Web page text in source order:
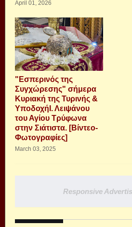
April 01, 2026
"Εσπερινός της
Συγχώρεσης" σήμερα
Κυριακή της Τυρινής &
ΥποδοχήΙ. Λειψάνου
του Αγίου Τρύφωνα
στην Σιάτιστα. [Βίντεο-
Φωτογραφίες]
March 03, 2025
Responsive